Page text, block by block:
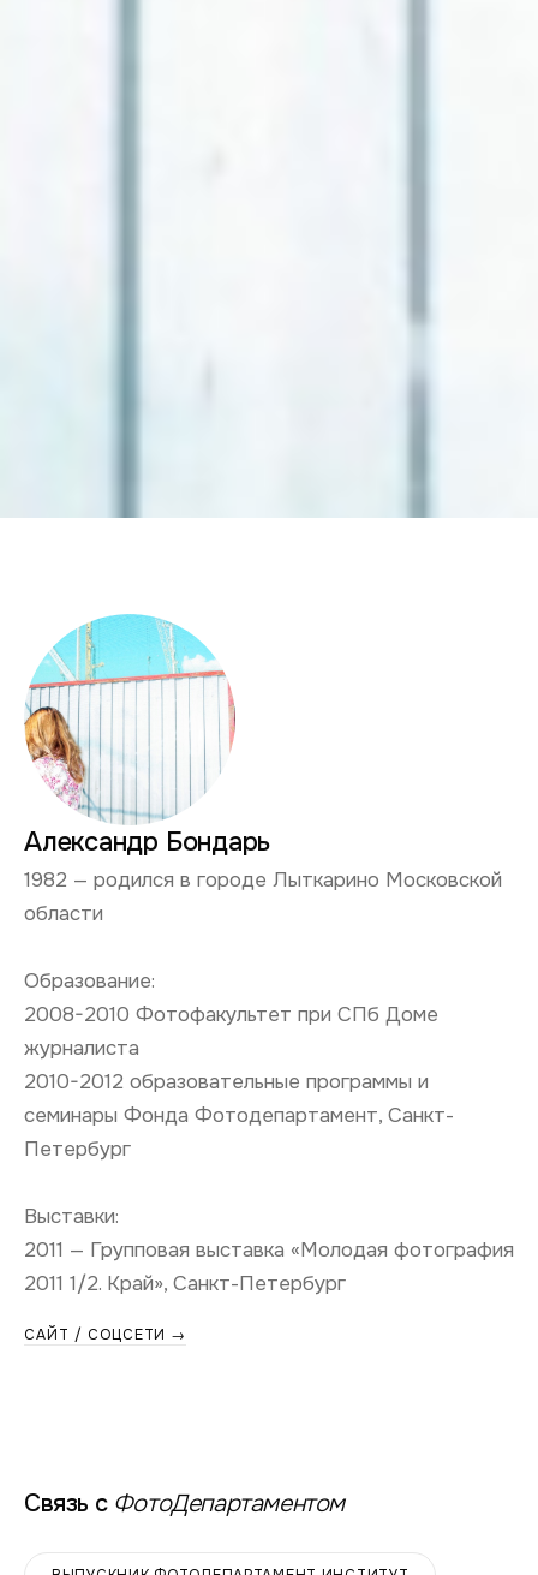
Александр Бондарь
1982 — родился в городе Лыткарино Московской
области
Образование:
2008-2010 Фотофакультет при СПб Доме
журналиста
2010-2012 образовательные программы и
семинары Фонда Фотодепартамент, Санкт-
Петербург
Выставки:
2011 — Групповая выставка «Молодая фотография
2011 1/2. Край», Санкт-Петербург
САЙТ / СОЦСЕТИ →
Связь с ФотоДепартаментом